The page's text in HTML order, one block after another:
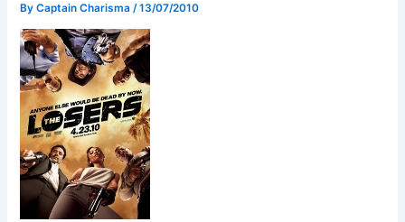
ByCaptain Charisma /13/07/2010